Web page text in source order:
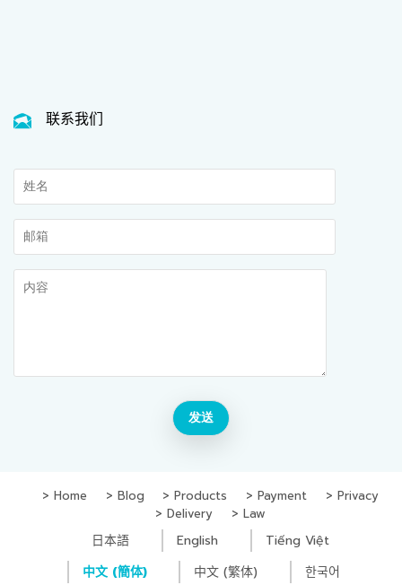
联系我们
Home Blog Products Payment
Privacy
Delivery
Law
日本語 English
Tiếng Việt
中文 (簡体)
中文 (繁体) 한국어